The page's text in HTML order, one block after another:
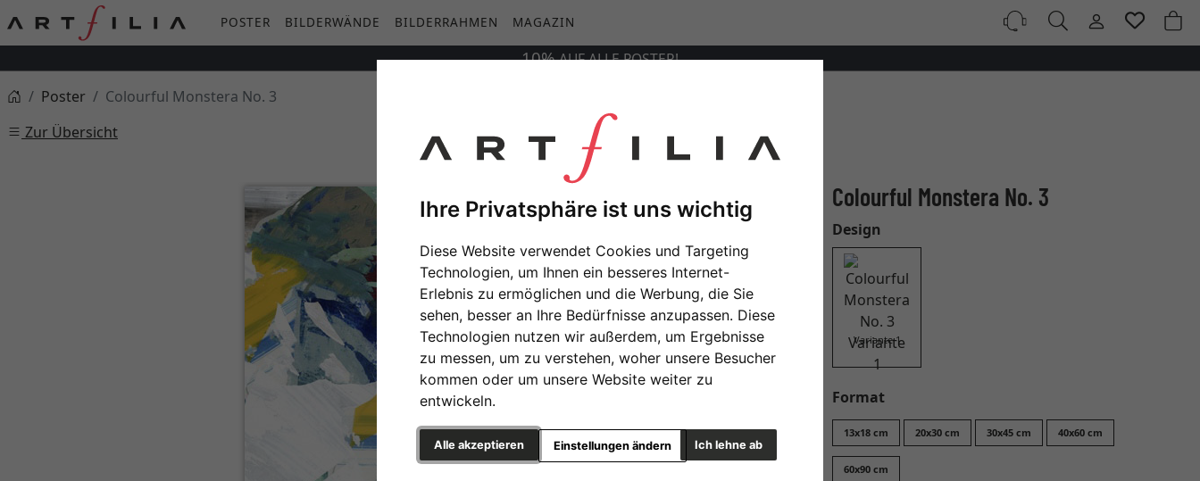
Ihre Privatsphäre ist uns wichtig
Diese Website verwendet Cookies und Targeting
Technologien, um Ihnen ein besseres Internet-
Erlebnis zu ermöglichen und die Werbung, die Sie
sehen, besser an Ihre Bedürfnisse anzupassen. Diese
Technologien nutzen wir außerdem, um Ergebnisse
zu messen, um zu verstehen, woher unsere Besucher
kommen oder um unsere Website weiter zu
entwickeln.
Alle akzeptieren Ich lehne ab
Einstellungen ändern
POSTER BILDERWÄNDE BILDERRAHMEN MAGAZIN
10%AUFALLEPOSTER!
Poster
Colourful Monstera No. 3
Zur Übersicht
Colourful Monstera No. 3
Design
Variante 1
Format
13x18 cm 20x30 cm 30x45 cm 40x60 cm
60x90 cm